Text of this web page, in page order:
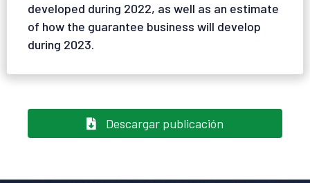
developed during 2022, as well as an estimate
of how the guarantee business will develop
during 2023.
Descargar publicación